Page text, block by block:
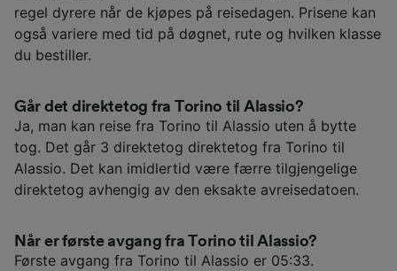
regel dyrere når de kjøpes på reisedagen. Prisene kan
også variere med tid på døgnet, rute og hvilken klasse
du bestiller.
Går det direktetog fra Torino til Alassio?
Ja, man kan reise fra Torino til Alassio uten å bytte
tog. Det går 3 direktetog direktetog fra Torino til
Alassio. Det kan imidlertid være færre tilgjengelige
direktetog avhengig av den eksakte avreisedatoen.
Når er første avgang fra Torino til Alassio?
Første avgang fra Torino til Alassio er 05:33.